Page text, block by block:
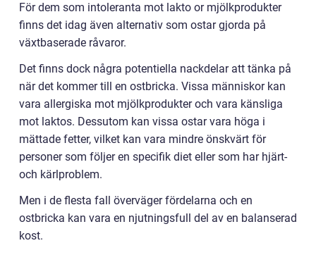
För dem som intoleranta mot lakto or mjölkprodukter
finns det idag även alternativ som ostar gjorda på
växtbaserade råvaror.
Det finns dock några potentiella nackdelar att tänka på
när det kommer till en ostbricka. Vissa människor kan
vara allergiska mot mjölkprodukter och vara känsliga
mot laktos. Dessutom kan vissa ostar vara höga i
mättade fetter, vilket kan vara mindre önskvärt för
personer som följer en specifik diet eller som har hjärt-
och kärlproblem.
Men i de flesta fall överväger fördelarna och en
ostbricka kan vara en njutningsfull del av en balanserad
kost.